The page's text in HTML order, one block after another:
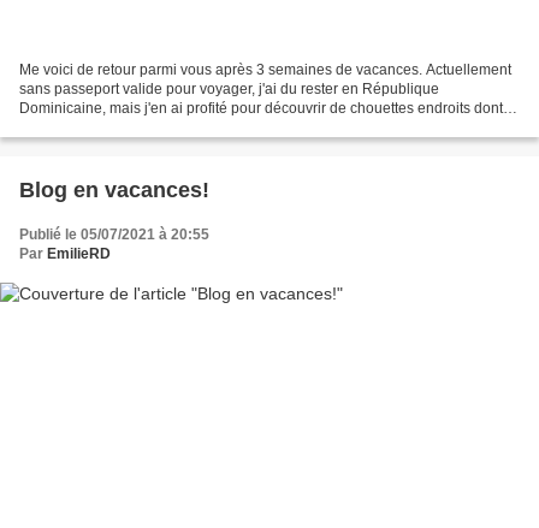
Me voici de retour parmi vous après 3 semaines de vacances. Actuellement
sans passeport valide pour voyager, j'ai du rester en République
Dominicaine, mais j'en ai profité pour découvrir de chouettes endroits dont je
Blog en vacances!
Publié le 05/07/2021 à 20:55
Par EmilieRD